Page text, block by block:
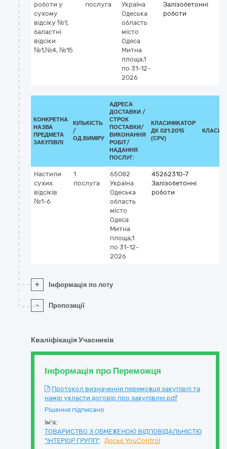
роботи у
сухому
відсіку №1;
баластні
відсіки
№1,№4, №15
послуга
Україна
Одеська
область
місто
Одеса
Митна
площа,1
по 31-12-
2026
Залізобетонні
роботи
КОНКРЕТНА
НАЗВА
ПРЕДМЕТА
ЗАКУПІВЛІ
КІЛЬКІСТЬ
/
ОД.ВИМІРУ
АДРЕСА
ДОСТАВКИ /
СТРОК
ПОСТАВКИ/
ВИКОНАННЯ
РОБІТ/
НАДАННЯ
ПОСЛУГ:
КЛАСИФІКАТОР
ДК 021:2015
(CPV)
Настили
сухих
відсіків
№1-6
1
послуга
65082
Україна
Одеська
область
місто
Одеса
Митна
площа,1
по 31-12-
2026
45262310-7
Залізобетонні
роботи
+ Інформація по лоту
- Пропозиції
Кваліфікація Учасників
Інформація про Переможця
Протокол визначення переможця закупівлі та
намір укласти договір про закупівлю.pdf
Рішення підписано
Ім'я:
ТОВАРИСТВО З ОБМЕЖЕНОЮ ВІДПОВІДАЛЬНІСТЮ
"ІНТЕРІОР ГРУПП"
Досьє YouControl